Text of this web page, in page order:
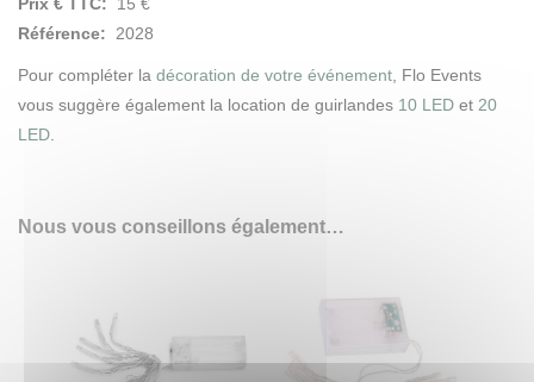
Référence: 2028
Pour compléter la décoration de votre événement , Flo Events
vous suggère également la location de guirlandes 10 LED et 20
LED
Nous vous conseillons également…